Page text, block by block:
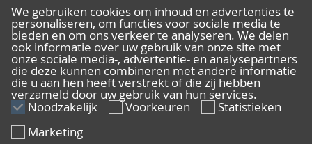
Kwaliteitsomschrijvingen
Veelgestelde vragen
ALGEMEEN
Algemene voorwaarden
We gebruiken cookies om inhoud en advertenties te
personaliseren, om functies voor sociale media te
bieden en om ons verkeer te analyseren. We delen
ook informatie over uw gebruik van onze site met
onze sociale media-, advertentie- en analysepartners
die deze kunnen combineren met andere informatie
die u aan hen heeft verstrekt of die zij hebben
verzameld door uw gebruik van hun services.
Noodzakelijk Voorkeuren
Statistieken
Marketing